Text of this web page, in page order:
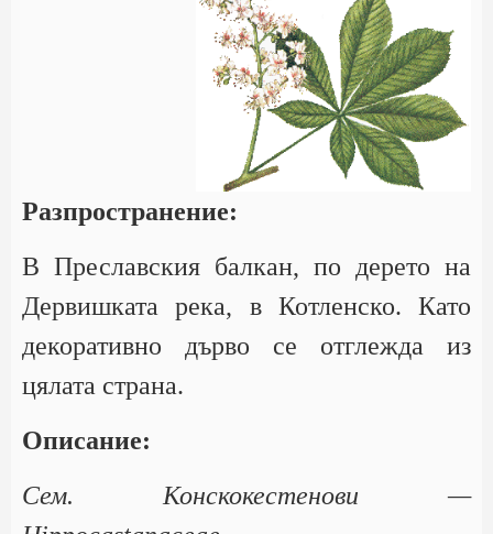
Разпространение:
В Преславския балкан, по дерето на
Дервишката река, в Котленско. Като
декоративно дърво се отглежда из
цялата страна.
Описание:
Сем. Конскокестенови —